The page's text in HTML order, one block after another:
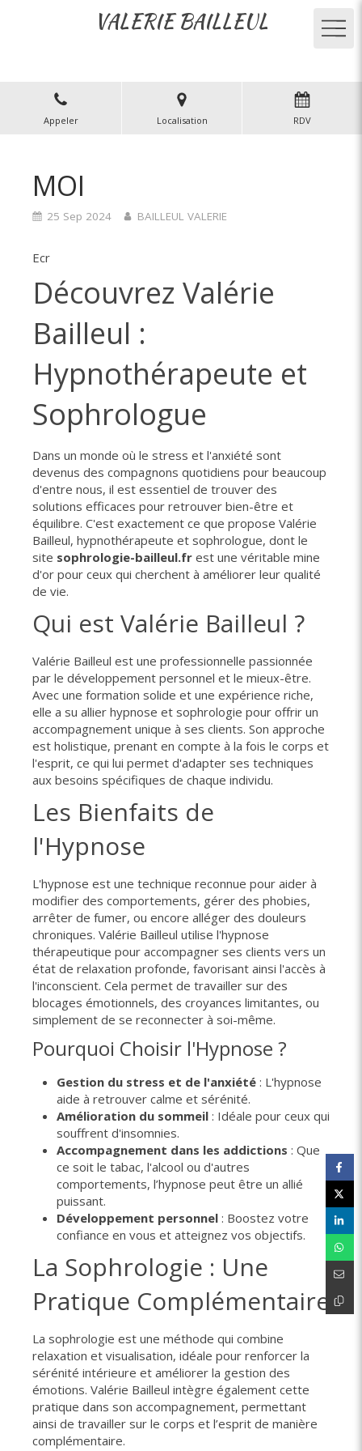
VALERIE BAILLEUL
Appeler Localisation RDV
MOI
25 Sep 2024 BAILLEUL VALERIE
Ecr
Découvrez Valérie
Bailleul :
Hypnothérapeute et
Sophrologue
Dans un monde où le stress et l'anxiété sont
devenus des compagnons quotidiens pour beaucoup
d'entre nous, il est essentiel de trouver des
solutions efficaces pour retrouver bien-être et
équilibre. C'est exactement ce que propose Valérie
Bailleul, hypnothérapeute et sophrologue, dont le
site sophrologie-bailleul.fr est une véritable mine
d'or pour ceux qui cherchent à améliorer leur qualité
de vie.
Qui est Valérie Bailleul ?
Valérie Bailleul est une professionnelle passionnée
par le développement personnel et le mieux-être.
Avec une formation solide et une expérience riche,
elle a su allier hypnose et sophrologie pour offrir un
accompagnement unique à ses clients. Son approche
est holistique, prenant en compte à la fois le corps et
l'esprit, ce qui lui permet d'adapter ses techniques
aux besoins spécifiques de chaque individu.
Les Bienfaits de
l'Hypnose
L'hypnose est une technique reconnue pour aider à
modifier des comportements, gérer des phobies,
arrêter de fumer, ou encore alléger des douleurs
chroniques. Valérie Bailleul utilise l'hypnose
thérapeutique pour accompagner ses clients vers un
état de relaxation profonde, favorisant ainsi l'accès à
l'inconscient. Cela permet de travailler sur des
blocages émotionnels, des croyances limitantes, ou
simplement de se reconnecter à soi-même.
Pourquoi Choisir l'Hypnose ?
Gestion du stress et de l'anxiété : L'hypnose
aide à retrouver calme et sérénité.
Amélioration du sommeil : Idéale pour ceux qui
souffrent d'insomnies.
Accompagnement dans les addictions : Que
ce soit le tabac, l'alcool ou d'autres
comportements, l’hypnose peut être un allié
puissant.
Développement personnel : Boostez votre
confiance en vous et atteignez vos objectifs.
La Sophrologie : Une
Pratique Complémentaire
La sophrologie est une méthode qui combine
relaxation et visualisation, idéale pour renforcer la
sérénité intérieure et améliorer la gestion des
émotions. Valérie Bailleul intègre également cette
pratique dans son accompagnement, permettant
ainsi de travailler sur le corps et l’esprit de manière
complémentaire.